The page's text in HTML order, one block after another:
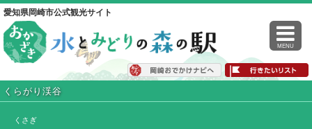
愛知県岡崎市公式観光サイト
MENU
くらがり渓谷
くさぎ